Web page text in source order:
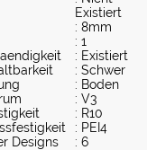
Existiert
: 8mm
: 1
: Existiert
: Schwer
: Boden
: V3
: R10
: PEI4
Designs
: 6